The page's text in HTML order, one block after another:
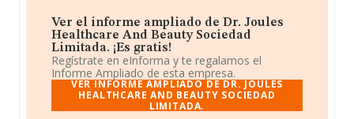
Ver el informe ampliado de Dr. Joules
Healthcare And Beauty Sociedad
Limitada. ¡Es gratis!
Regístrate en eInforma y te regalamos el
Informe Ampliado de esta empresa.
VER INFORME AMPLIADO DE DR. JOULES
HEALTHCARE AND BEAUTY SOCIEDAD
LIMITADA.